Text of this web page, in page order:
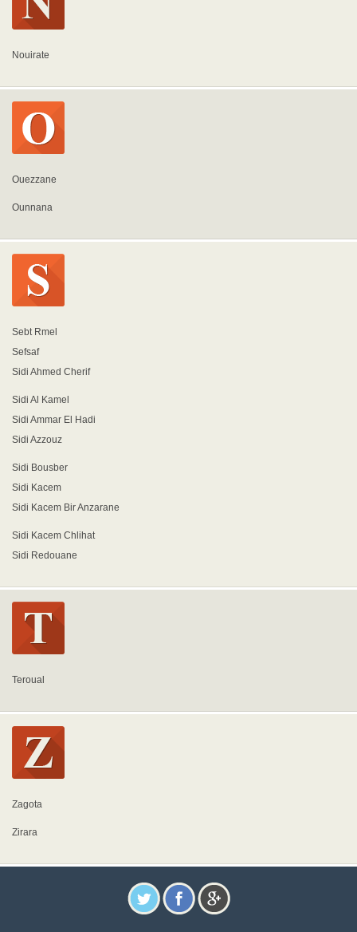
Nouirate
Ouezzane
Ounnana
Sebt Rmel
Sefsaf
Sidi Ahmed Cherif
Sidi Al Kamel
Sidi Ammar El Hadi
Sidi Azzouz
Sidi Bousber
Sidi Kacem
Sidi Kacem Bir Anzarane
Sidi Kacem Chlihat
Sidi Redouane
Teroual
Zagota
Zirara